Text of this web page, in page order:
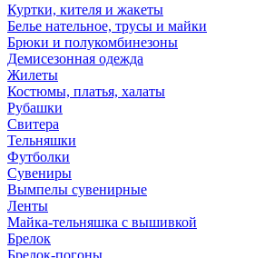
Куртки, кителя и жакеты
Белье нательное, трусы и майки
Брюки и полукомбинезоны
Демисезонная одежда
Жилеты
Костюмы, платья, халаты
Рубашки
Свитера
Тельняшки
Футболки
Сувениры
Вымпелы сувенирные
Ленты
Майка-тельняшка с вышивкой
Брелок
Брелок-погоны